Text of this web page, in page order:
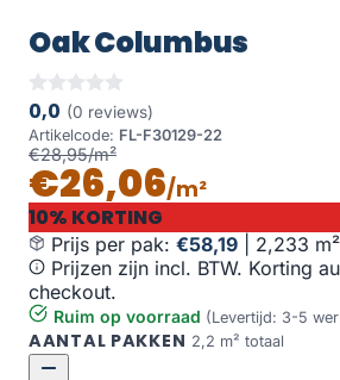
Oak Columbus
0,0 (0 reviews)
Artikelcode: FL-F30129-22
€28,95/m²
€26,06/m²
10% KORTING
Prijs per pak: €58,19
2,233
Prijzen zijn incl. BTW. Korting
checkout.
Ruim op voorraad (Levertijd: 3-5
AANTAL PAKKEN 2,2 m² totaal